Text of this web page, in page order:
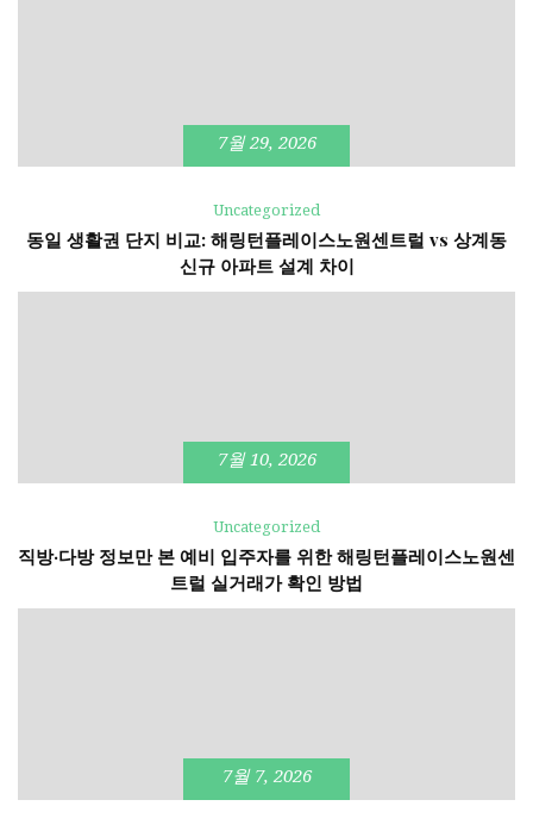
7월 29, 2026
Uncategorized
동일 생활권 단지 비교: 해링턴플레이스노원센트럴 vs 상계동
신규 아파트 설계 차이
7월 10, 2026
Uncategorized
직방·다방 정보만 본 예비 입주자를 위한 해링턴플레이스노원센
트럴 실거래가 확인 방법
7월 7, 2026